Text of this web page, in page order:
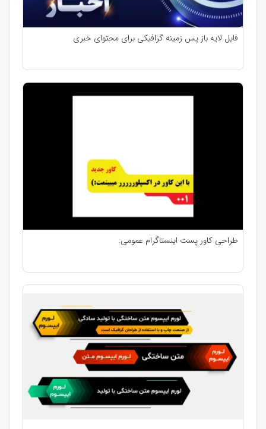
فایل لایه باز پس زمینه گرافیکی برای محتوای خبری
طراحی کاور پست اینستاگرام عمومی.